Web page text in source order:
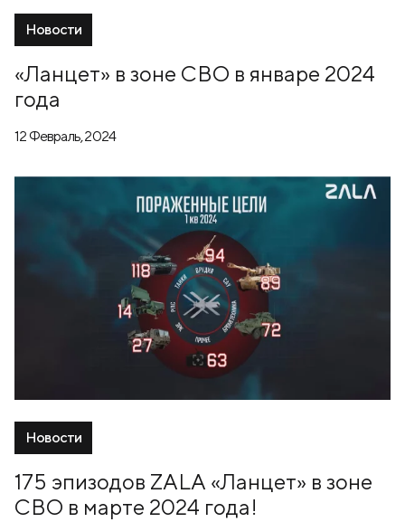
Новости
«Ланцет» в зоне СВО в январе 2024
года
12 Февраль, 2024
Новости
175 эпизодов ZALA «Ланцет» в зоне
СВО в марте 2024 года!